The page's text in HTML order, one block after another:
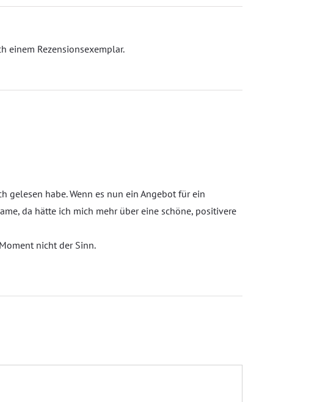
einem Rezensionsexemplar.
gelesen habe. Wenn es nun ein Angebot für ein
da hätte ich mich mehr über eine schöne, positivere
nicht der Sinn.